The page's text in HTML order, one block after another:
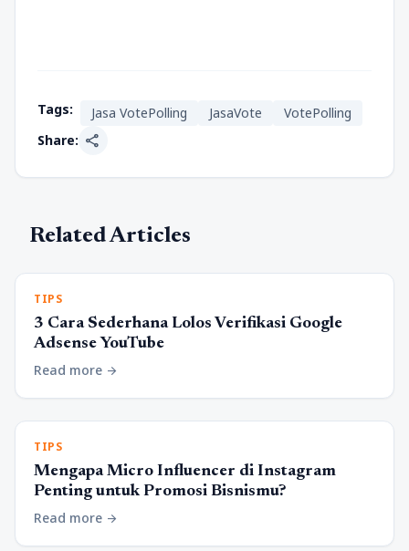
Tags: Jasa VotePolling JasaVote
VotePolling
Share: share
Related Articles
TIPS
3 Cara Sederhana Lolos Verifikasi Google
Adsense YouTube
Read more arrow_forward
TIPS
Mengapa Micro Influencer di Instagram
Penting untuk Promosi Bisnismu?
Read more arrow_forward